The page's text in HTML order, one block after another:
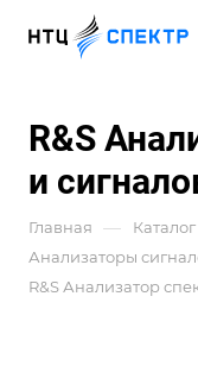
R&S
и
Главная —
Анализаторы
R&S Анализатор